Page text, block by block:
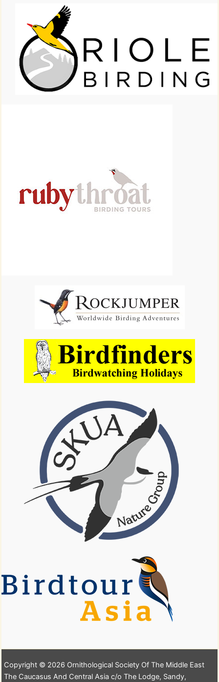
Copyright © 2026 Ornithological Society Of The Middle East
The Caucasus And Central Asia c/o The Lodge, Sandy,